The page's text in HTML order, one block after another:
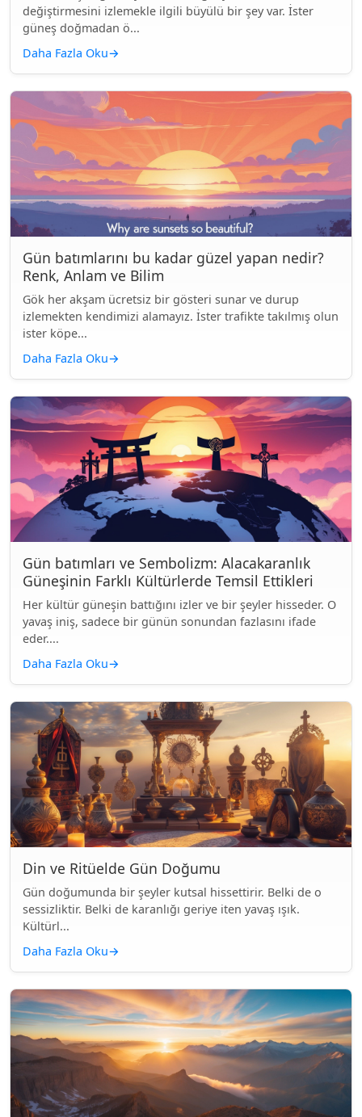
değiştirmesini izlemekle ilgili büyülü bir şey var. İster
güneş doğmadan ö...
Daha Fazla Oku→
Gün batımlarını bu kadar güzel yapan nedir?
Renk, Anlam ve Bilim
Gök her akşam ücretsiz bir gösteri sunar ve durup
izlemekten kendimizi alamayız. İster trafikte takılmış olun
ister köpe...
Daha Fazla Oku→
Gün batımları ve Sembolizm: Alacakaranlık
Güneşinin Farklı Kültürlerde Temsil Ettikleri
Her kültür güneşin battığını izler ve bir şeyler hisseder. O
yavaş iniş, sadece bir günün sonundan fazlasını ifade
eder....
Daha Fazla Oku→
Din ve Ritüelde Gün Doğumu
Gün doğumunda bir şeyler kutsal hissettirir. Belki de o
sessizliktir. Belki de karanlığı geriye iten yavaş ışık.
Kültürl...
Daha Fazla Oku→